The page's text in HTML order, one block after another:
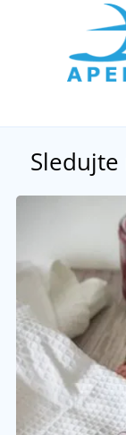
Sledujte